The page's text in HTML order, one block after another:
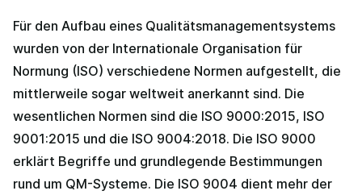
Für den Aufbau eines Qualitätsmanagementsystems
wurden von der Internationale Organisation für
Normung (ISO) verschiedene Normen aufgestellt, die
mittlerweile sogar weltweit anerkannt sind. Die
wesentlichen Normen sind die ISO 9000:2015, ISO
9001:2015 und die ISO 9004:2018. Die ISO 9000
erklärt Begriffe und grundlegende Bestimmungen
rund um QM-Systeme. Die ISO 9004 dient mehr der